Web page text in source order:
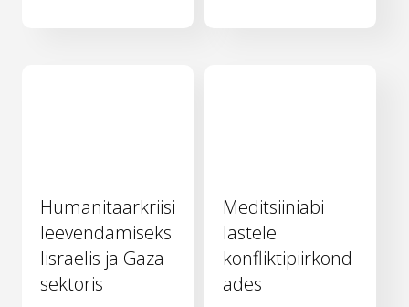
Humanitaarkriisi
leevendamiseks
Iisraelis ja Gaza
sektoris
Meditsiiniabi
lastele
konfliktipiirkond
ades